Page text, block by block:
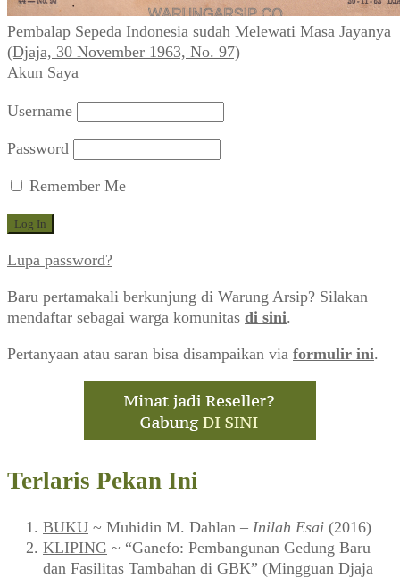
Pembalap Sepeda Indonesia sudah Melewati Masa Jayanya
(Djaja, 30 November 1963, No. 97)
Akun Saya
Username
Password
Remember Me
Lupa password?
Baru pertamakali berkunjung di Warung Arsip? Silakan
mendaftar sebagai warga komunitas di sini.
Pertanyaan atau saran bisa disampaikan via formulir ini.
Terlaris Pekan Ini
BUKU ~ Muhidin M. Dahlan – Inilah Esai (2016)
KLIPING ~ “Ganefo: Pembangunan Gedung Baru
dan Fasilitas Tambahan di GBK” (Mingguan Djaja